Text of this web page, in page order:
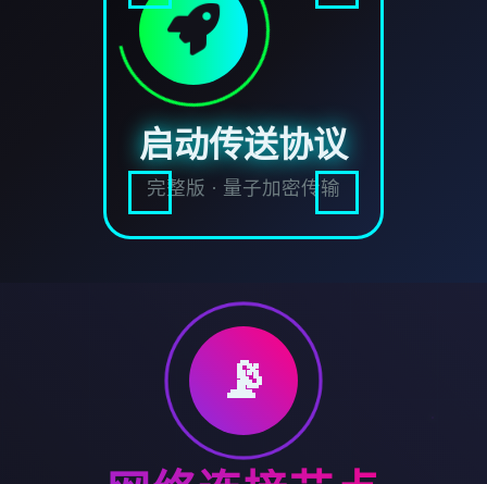
启动传送协议
完整版 · 量子加密传输
📡